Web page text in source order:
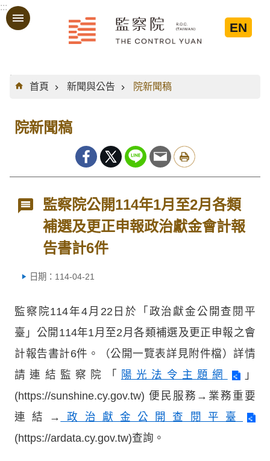
跳到主要內容區塊
:::
EN
:::
首頁
新聞與公告 院新聞稿
院新聞稿
監察院公開114年1月至2月各類
補選及更正申報政治獻金會計報
告書計6件
日期：114-04-21
監察院114年4月22日於「政治獻金公開查閱平
臺」公開114年1月至2月各類補選及更正申報之會
計報告書計6件。（公開一覽表詳見附件檔）詳情
請連結監察院「
陽光法令主題網
」
(https://sunshine.cy.gov.tw) 便民服務→業務重要
連結→
政治獻金公開查閱平臺
(https://ardata.cy.gov.tw)查詢。